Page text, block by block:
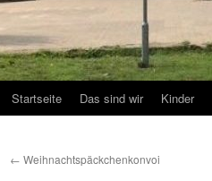
Startseite Das sind wir Kinder
← Weihnachtspäckchenkonvoi